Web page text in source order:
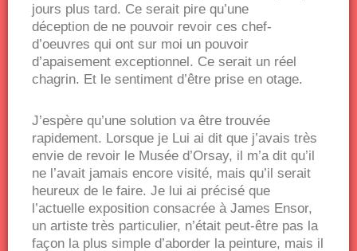
jours plus tard. Ce serait pire qu’une
déception de ne pouvoir revoir ces chef-
d’oeuvres qui ont sur moi un pouvoir
d’apaisement exceptionnel. Ce serait un réel
chagrin. Et le sentiment d’être prise en otage.
J’espère qu’une solution va être trouvée
rapidement. Lorsque je Lui ai dit que j’avais très
envie de revoir le Musée d’Orsay, il m’a dit qu’il
ne l’avait jamais encore visité, mais qu’il serait
heureux de le faire. Je lui ai précisé que
l’actuelle exposition consacrée à James Ensor,
un artiste très particulier, n’était peut-être pas la
façon la plus simple d’aborder la peinture, mais il